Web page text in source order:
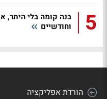
5
בנה קומה בלי היתר,
וחודשיים
הורדת אפליקציה